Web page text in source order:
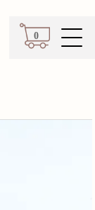
0
カート